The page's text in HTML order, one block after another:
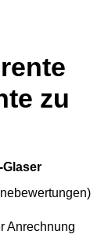
zu
)
Anrechnung